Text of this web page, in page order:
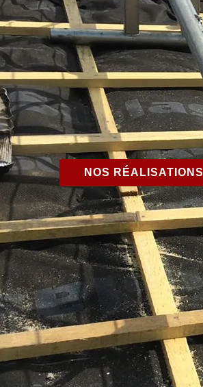
NOS RÉALISATIONS